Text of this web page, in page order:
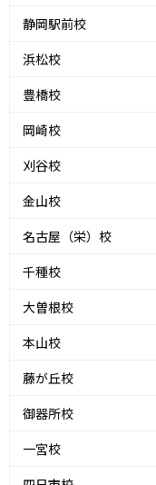
静岡駅前校
浜松校
豊橋校
岡崎校
刈谷校
金山校
名古屋（栄）校
千種校
大曽根校
本山校
藤が丘校
御器所校
一宮校